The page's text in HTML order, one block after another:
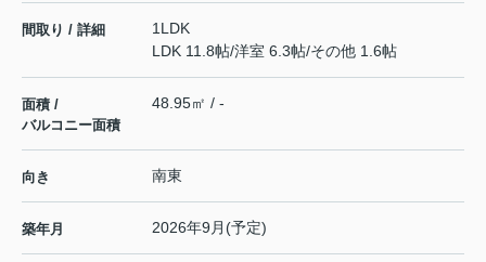
間取り / 詳細
1LDK
LDK 11.8帖/洋室 6.3帖/その他 1.6帖
面積 /
バルコニー面積
48.95㎡ / -
向き 南東
築年月 2026年9月(予定)